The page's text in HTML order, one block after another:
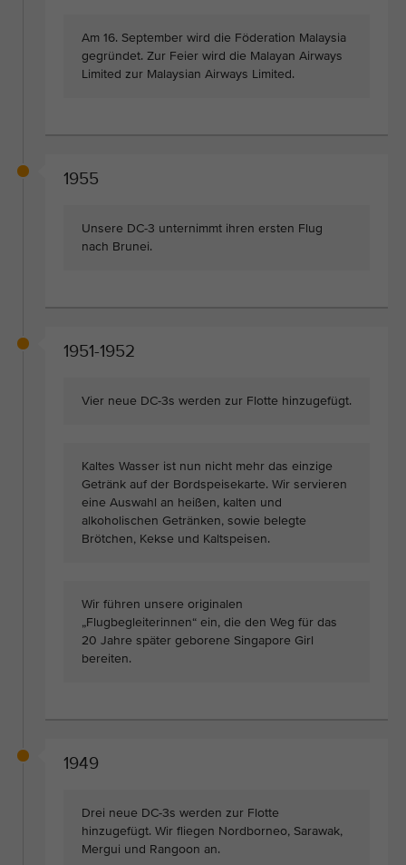
Am 16. September wird die Föderation Malaysia
gegründet. Zur Feier wird die Malayan Airways
Limited zur Malaysian Airways Limited.
1955
Unsere DC-3 unternimmt ihren ersten Flug
nach Brunei.
1951-1952
Vier neue DC-3s werden zur Flotte hinzugefügt.
Kaltes Wasser ist nun nicht mehr das einzige
Getränk auf der Bordspeisekarte. Wir servieren
eine Auswahl an heißen, kalten und
alkoholischen Getränken, sowie belegte
Brötchen, Kekse und Kaltspeisen.
Wir führen unsere originalen
„Flugbegleiterinnen“ ein, die den Weg für das
20 Jahre später geborene Singapore Girl
bereiten.
1949
Drei neue DC-3s werden zur Flotte
hinzugefügt. Wir fliegen Nordborneo, Sarawak,
Mergui und Rangoon an.